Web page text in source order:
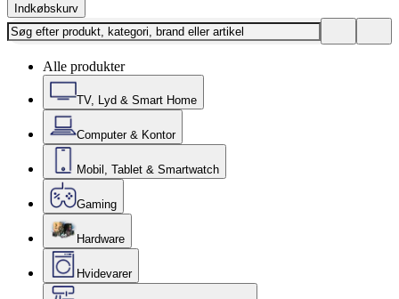
Indkøbskurv
Alle produkter
TV, Lyd & Smart Home
Computer & Kontor
Mobil, Tablet & Smartwatch
Gaming
Hardware
Hvidevarer